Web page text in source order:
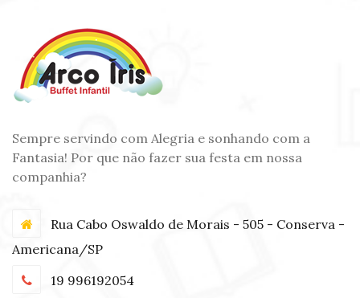
Sempre servindo com Alegria e sonhando com a
Fantasia! Por que não fazer sua festa em nossa
companhia?
Rua Cabo Oswaldo de Morais - 505 - Conserva -
Americana/SP
19 996192054